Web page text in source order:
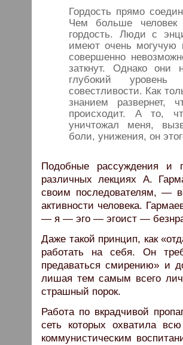
Гордость прямо
Чем больше человек
гордость. Люди с
имеют очень могучую
совершенно
заткнут. Однако они
глубокий
совестливости. Как
знанием развернет,
происходит. А то,
уничтожал меня,
боли, унижения, он
Подобные рассуждения и
различных лекциях А.
своим последователям, —
активности человека.
— я — эго — эгоист —
Даже такой принцип, как
работать на себя. Он
предаваться смирению» и
лишая тем самым всего
страшный порок.
Работа по вкрадчивой
сеть которых охватила
коммунистическим